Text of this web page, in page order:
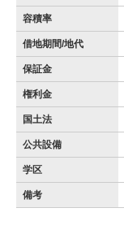
容積率
借地期間/地代
保証金
権利金
国土法
公共設備
学区
備考